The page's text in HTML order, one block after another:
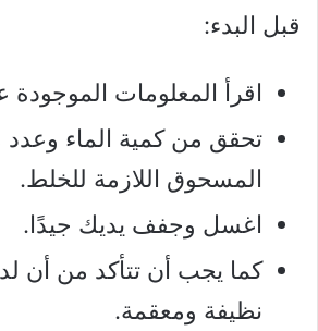
قبل البدء:
اقرأ المعلومات الموجودة
تحقق من كمية الماء
المسحوق اللازمة للخلط.
اغسل وجفف يديك جيدًا.
كما يجب أن تتأكد من أن
نظيفة ومعقمة.